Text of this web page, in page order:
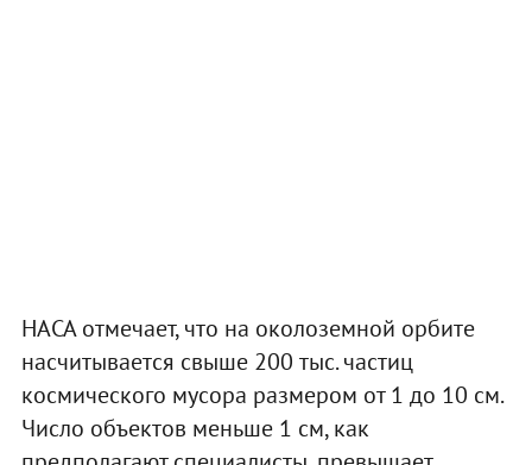
НАСА отмечает, что на околоземной орбите
насчитывается свыше 200 тыс. частиц
космического мусора размером от 1 до 10 см.
Число объектов меньше 1 см, как